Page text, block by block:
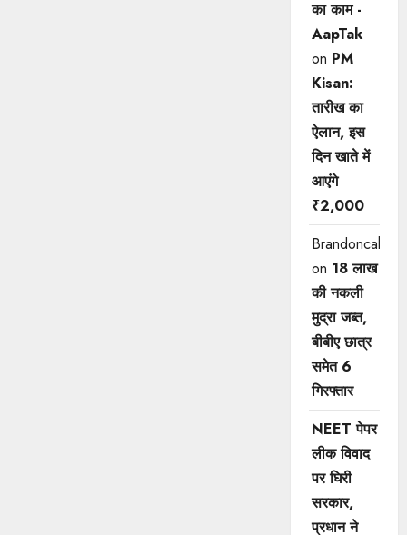
का काम -
AapTak
on PM
Kisan:
तारीख का
ऐलान, इस
दिन खाते में
आएंगे
₹2,000
Brandoncah
on 18 लाख
की नकली
मुद्रा जब्त,
बीबीए छात्र
समेत 6
गिरफ्तार
NEET पेपर
लीक विवाद
पर घिरी
सरकार,
प्रधान ने